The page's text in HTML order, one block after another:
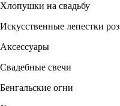
Хлопушки на свадьбу
Искусственные лепестки роз
Аксессуары
Свадебные свечи
Бенгальские огни